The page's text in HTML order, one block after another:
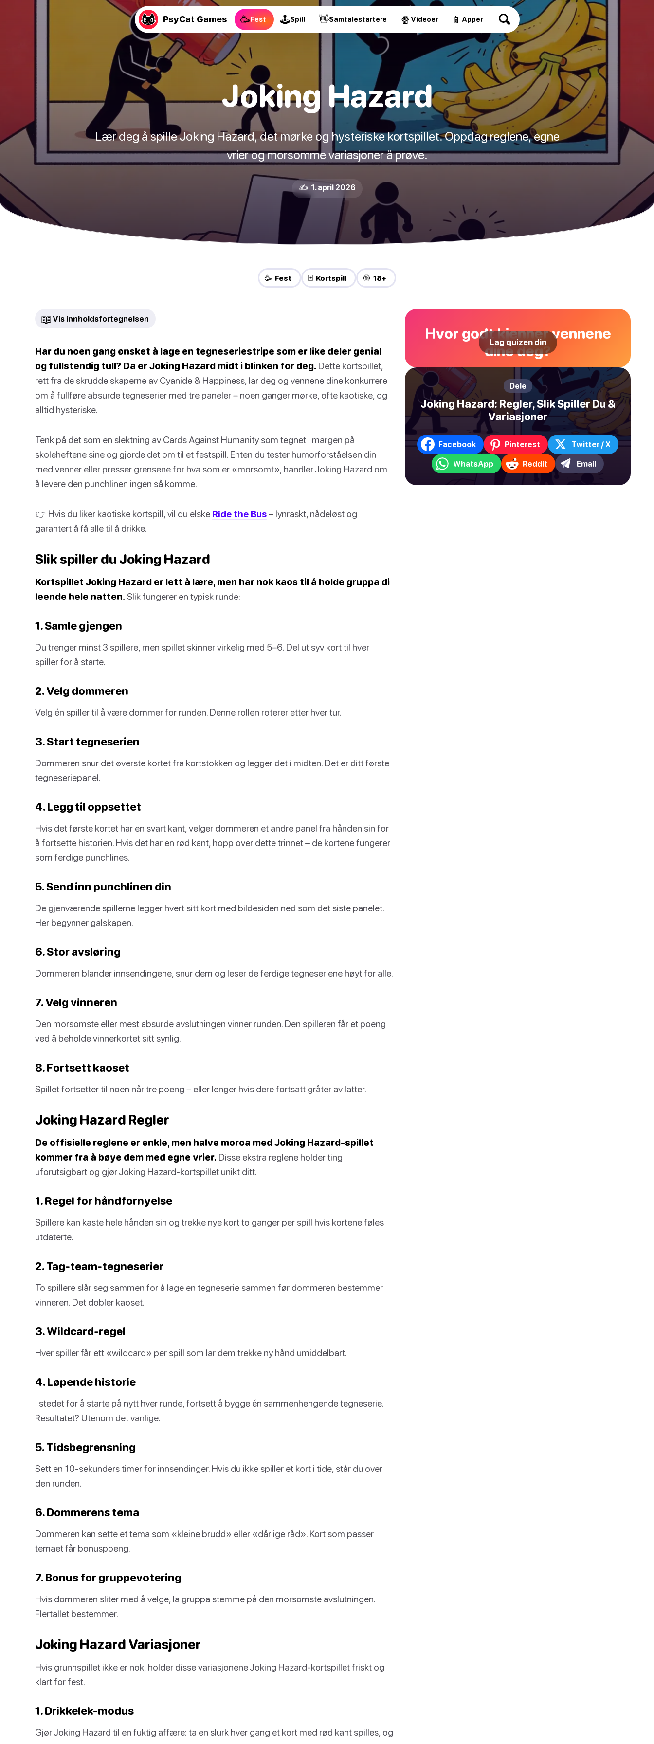
PsyCat Games 🥳Fest 🕹Spill 👋Samtalestartere 🍿 Videoer 📱 Apper
Joking Hazard
Lær deg å spille Joking Hazard, det mørke og hysteriske kortspillet. Oppdag reglene, egne
vrier og morsomme variasjoner å prøve.
✍️ 1. april 2026
🥳 Fest 🃏 Kortspill 🔞 18+
📖 Vis innholdsfortegnelsen
Har du noen gang ønsket å lage en tegneseriestripe som er like deler genial
og fullstendig tull? Da er Joking Hazard midt i blinken for deg. Dette kortspillet,
rett fra de skrudde skaperne av Cyanide & Happiness, lar deg og vennene dine konkurrere
om å fullføre absurde tegneserier med tre paneler – noen ganger mørke, ofte kaotiske, og
alltid hysteriske.
Tenk på det som en slektning av Cards Against Humanity som tegnet i margen på
skoleheftene sine og gjorde det om til et festspill. Enten du tester humorforståelsen din
med venner eller presser grensene for hva som er «morsomt», handler Joking Hazard om
å levere den punchlinen ingen så komme.
👉 Hvis du liker kaotiske kortspill, vil du elske Ride the Bus– lynraskt, nådeløst og
garantert å få alle til å drikke.
Slik spiller du Joking Hazard
Kortspillet Joking Hazard er lett å lære, men har nok kaos til å holde gruppa di
leende hele natten. Slik fungerer en typisk runde:
1. Samle gjengen
Du trenger minst 3 spillere, men spillet skinner virkelig med 5–6. Del ut syv kort til hver
spiller for å starte.
2. Velg dommeren
Velg én spiller til å være dommer for runden. Denne rollen roterer etter hver tur.
3. Start tegneserien
Dommeren snur det øverste kortet fra kortstokken og legger det i midten. Det er ditt første
tegneseriepanel.
4. Legg til oppsettet
Hvis det første kortet har en svart kant, velger dommeren et andre panel fra hånden sin for
å fortsette historien. Hvis det har en rød kant, hopp over dette trinnet – de kortene fungerer
som ferdige punchlines.
5. Send inn punchlinen din
De gjenværende spillerne legger hvert sitt kort med bildesiden ned som det siste panelet.
Her begynner galskapen.
6. Stor avsløring
Dommeren blander innsendingene, snur dem og leser de ferdige tegneseriene høyt for alle.
7. Velg vinneren
Den morsomste eller mest absurde avslutningen vinner runden. Den spilleren får et poeng
ved å beholde vinnerkortet sitt synlig.
8. Fortsett kaoset
Spillet fortsetter til noen når tre poeng – eller lenger hvis dere fortsatt gråter av latter.
Joking Hazard Regler
De offisielle reglene er enkle, men halve moroa med Joking Hazard-spillet
kommer fra å bøye dem med egne vrier. Disse ekstra reglene holder ting
uforutsigbart og gjør Joking Hazard-kortspillet unikt ditt.
1. Regel for håndfornyelse
Spillere kan kaste hele hånden sin og trekke nye kort to ganger per spill hvis kortene føles
utdaterte.
2. Tag-team-tegneserier
To spillere slår seg sammen for å lage en tegneserie sammen før dommeren bestemmer
vinneren. Det dobler kaoset.
3. Wildcard-regel
Hver spiller får ett «wildcard» per spill som lar dem trekke ny hånd umiddelbart.
4. Løpende historie
I stedet for å starte på nytt hver runde, fortsett å bygge én sammenhengende tegneserie.
Resultatet? Utenom det vanlige.
5. Tidsbegrensning
Sett en 10-sekunders timer for innsendinger. Hvis du ikke spiller et kort i tide, står du over
den runden.
6. Dommerens tema
Dommeren kan sette et tema som «kleine brudd» eller «dårlige råd». Kort som passer
temaet får bonuspoeng.
7. Bonus for gruppevotering
Hvis dommeren sliter med å velge, la gruppa stemme på den morsomste avslutningen.
Flertallet bestemmer.
Joking Hazard Variasjoner
Hvis grunnspillet ikke er nok, holder disse variasjonene Joking Hazard-kortspillet friskt og
klart for fest.
1. Drikkelek-modus
Gjør Joking Hazard til en fuktig affære: ta en slurk hver gang et kort med rød kant spilles, og
Hvor godt kjenner vennene
dine deg?
Lag quizen din
Dele
Joking Hazard: Regler, Slik Spiller Du &
Variasjoner
Facebook Pinterest Twitter / X
WhatsApp Reddit Email